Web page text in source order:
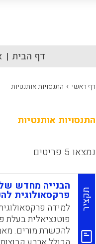
דף הבית
דף ראשי › התנסויות אותנטיות
התנסויות אותנטיות
נמצאו 5 פריטים
תקציר
הבנייה מחדש
פרקסאולוגית
למידה
פוטנציאלית בעלת
להכשרת מורים.